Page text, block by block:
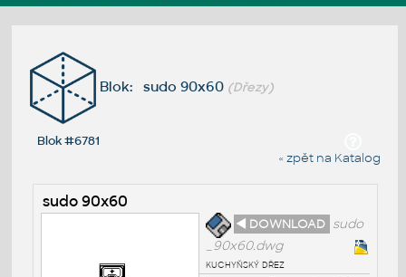
Blok: sudo 90x60 (Dřezy)
Blok #6781
« zpět na Katalog
sudo 90x60
◄ DOWNLOAD sudo
_90x60.dwg
kuchyňský dřez